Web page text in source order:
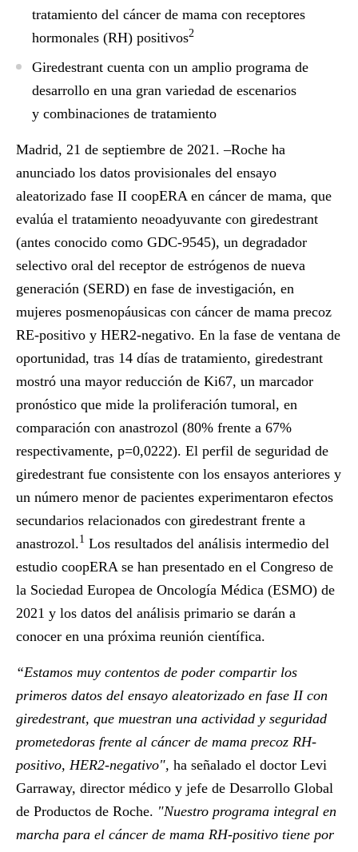
tratamiento del cáncer de mama con receptores
hormonales (RH) positivos2
Giredestrant cuenta con un amplio programa de
desarrollo en una gran variedad de escenarios
y combinaciones de tratamiento
Madrid, 21 de septiembre de 2021. –Roche ha
anunciado los datos provisionales del ensayo
aleatorizado fase II coopERA en cáncer de mama, que
evalúa el tratamiento neoadyuvante con giredestrant
(antes conocido como GDC-9545), un degradador
selectivo oral del receptor de estrógenos de nueva
generación (SERD) en fase de investigación, en
mujeres posmenopáusicas con cáncer de mama precoz
RE-positivo y HER2-negativo. En la fase de ventana de
oportunidad, tras 14 días de tratamiento, giredestrant
mostró una mayor reducción de Ki67, un marcador
pronóstico que mide la proliferación tumoral, en
comparación con anastrozol (80% frente a 67%
respectivamente, p=0,0222). El perfil de seguridad de
giredestrant fue consistente con los ensayos anteriores y
un número menor de pacientes experimentaron efectos
secundarios relacionados con giredestrant frente a
anastrozol.1 Los resultados del análisis intermedio del
estudio coopERA se han presentado en el Congreso de
la Sociedad Europea de Oncología Médica (ESMO) de
2021 y los datos del análisis primario se darán a
conocer en una próxima reunión científica.
“Estamos muy contentos de poder compartir los
primeros datos del ensayo aleatorizado en fase II con
giredestrant, que muestran una actividad y seguridad
prometedoras frente al cáncer de mama precoz RH-
positivo, HER2-negativo", ha señalado el doctor Levi
Garraway, director médico y jefe de Desarrollo Global
de Productos de Roche. "Nuestro programa integral en
marcha para el cáncer de mama RH-positivo tiene por